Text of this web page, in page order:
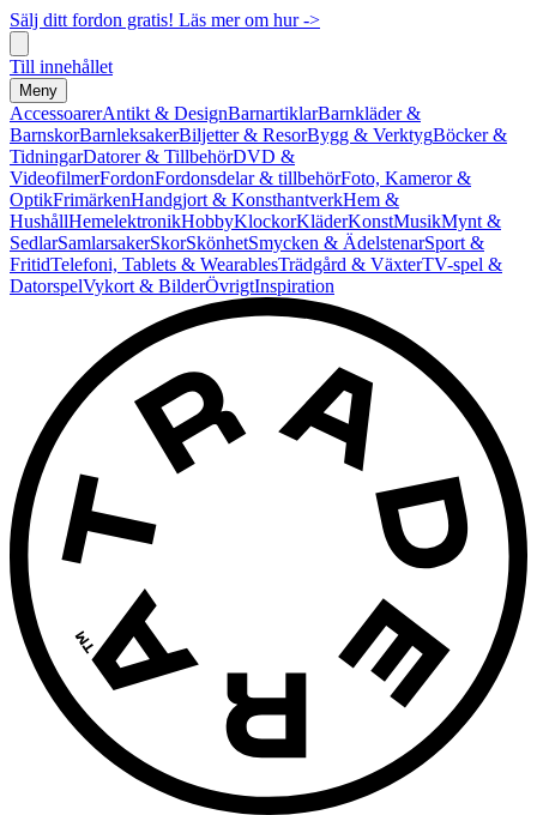
Sälj ditt fordon gratis! Läs mer om hur ->
Till innehållet
Meny
AccessoarerAntikt & DesignBarnartiklarBarnkläder &
BarnskorBarnleksakerBiljetter & ResorBygg & VerktygBöcker &
TidningarDatorer & TillbehörDVD &
VideofilmerFordonFordonsdelar & tillbehörFoto, Kameror &
OptikFrimärkenHandgjort & KonsthantverkHem &
HushållHemelektronikHobbyKlockorKläderKonstMusikMynt &
SedlarSamlarsakerSkorSkönhetSmycken & ÄdelstenarSport &
FritidTelefoni, Tablets & WearablesTrädgård & VäxterTV-spel &
DatorspelVykort & BilderÖvrigtInspiration